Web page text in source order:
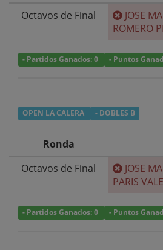
Octavos de Final
JOSE
ROMERO
- Partidos Ganados: 0 - Puntos
OPEN LA CALERA - DOBLES B
Ronda
Octavos de Final
JOSE
PARIS
- Partidos Ganados: 0 - Puntos